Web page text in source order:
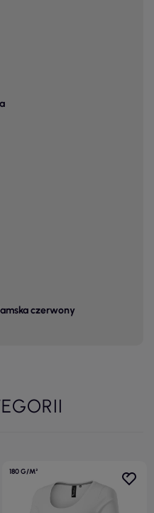
czerwony
180 G/M²